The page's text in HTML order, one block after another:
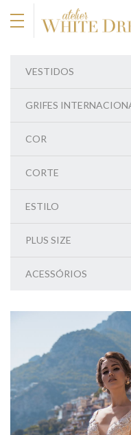
VESTIDOS
GRIFES
COR
CORTE
ESTILO
PLUS SIZE
ACESSÓRIOS